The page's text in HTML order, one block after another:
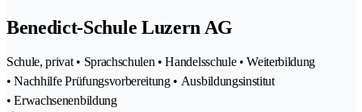
Benedict-Schule Luzern AG
Schule, privat • Sprachschulen • Handelsschule • Weiterbildung
• Nachhilfe Prüfungsvorbereitung • Ausbildungsinstitut
• Erwachsenenbildung